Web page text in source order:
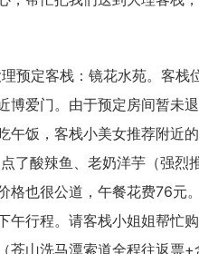
预定客栈：镜花水苑。客栈
博爱门。由于预定房间暂未退
午饭，客栈小美女推荐附近
了酸辣鱼、老奶洋芋（强烈
格也很公道，午餐花费76元
午行程。请客栈小姐姐帮忙
苍山洗马潭索道全程往返票+